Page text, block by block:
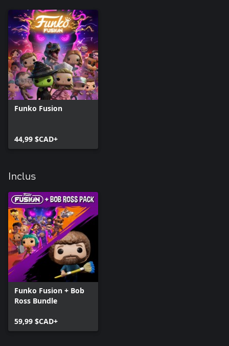
Funko Fusion
44,99 $CAD+
Inclus
Funko Fusion + Bob
Ross Bundle
59,99 $CAD+